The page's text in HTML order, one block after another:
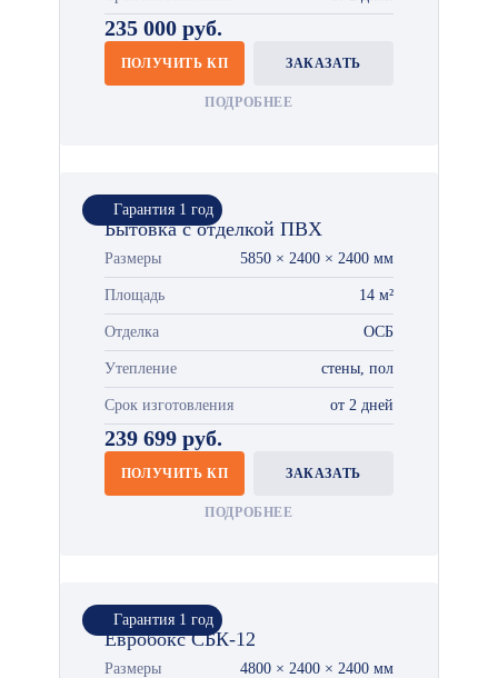
235 000 руб.
ПОЛУЧИТЬ КП ЗАКАЗАТЬ
ПОДРОБНЕЕ
Гарантия 1 год
Бытовка с отделкой ПВХ
Размеры 5850 × 2400 × 2400 мм
Площадь 14 м²
Отделка ОСБ
Утепление стены, пол
Срок изготовления от 2 дней
239 699 руб.
ПОЛУЧИТЬ КП ЗАКАЗАТЬ
ПОДРОБНЕЕ
Гарантия 1 год
Евробокс СБК-12
Размеры 4800 × 2400 × 2400 мм